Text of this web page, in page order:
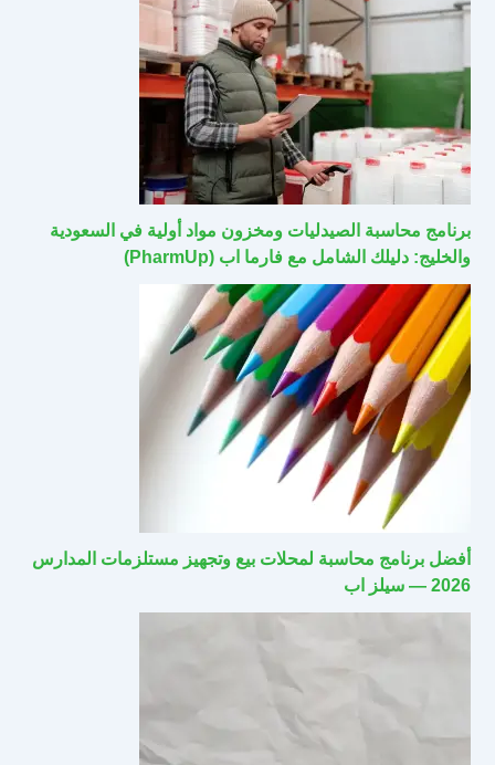
برنامج محاسبة الصيدليات ومخزون مواد أولية في السعودية
والخليج: دليلك الشامل مع فارما اب (PharmUp)
أفضل برنامج محاسبة لمحلات بيع وتجهيز مستلزمات المدارس
2026 — سيلز اب